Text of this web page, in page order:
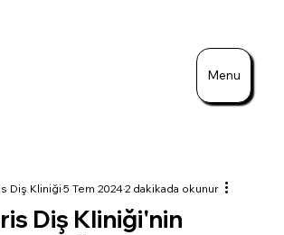
Menu
Diş Kliniği'nin
Diş Kliniği5 Tem 20242 dakikada okunur